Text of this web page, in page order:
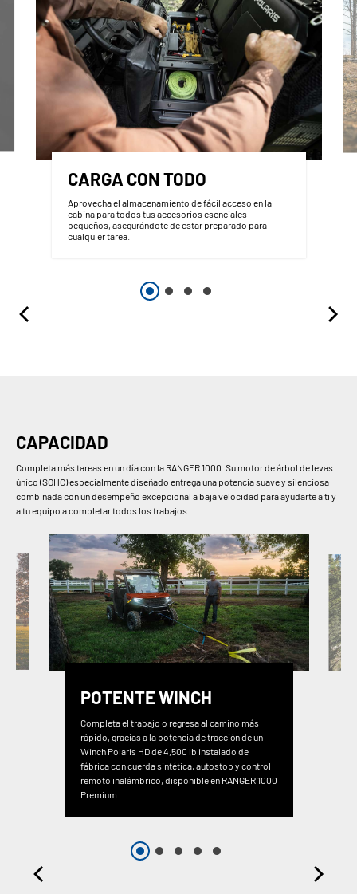
CARGA CON TODO
Aprovecha el almacenamiento de fácil acceso en la
cabina para todos tus accesorios esenciales
pequeños, asegurándote de estar preparado para
cualquier tarea.
CAPACIDAD
Completa más tareas en un día con la RANGER 1000. Su motor de árbol de levas
único (SOHC) especialmente diseñado entrega una potencia suave y silenciosa
combinada con un desempeño excepcional a baja velocidad para ayudarte a ti y
a tu equipo a completar todos los trabajos.
POTENTE WINCH
Completa el trabajo o regresa al camino más
rápido, gracias a la potencia de tracción de un
Winch Polaris HD de 4,500 lb instalado de
fábrica con cuerda sintética, autostop y control
remoto inalámbrico, disponible en RANGER 1000
Premium.